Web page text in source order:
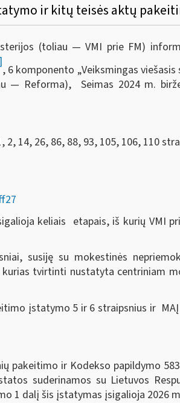
ir kitų teisės aktų
(toliau — VMI prie FM)
, 6 komponento „Veiksmingas
— Reforma), Seimas 2024 m.
14, 26, 86, 88, 93, 105, 106, 110
keliais etapais, iš kurių VMI
susiję su mokestinės
tvirtinti nustatyta centriniam
įstatymo 5 ir 6 straipsnius ir
pakeitimo ir Kodekso papildymo 583
suderinamos su Lietuvos
1 dalį šis įstatymas įsigalioja 2026